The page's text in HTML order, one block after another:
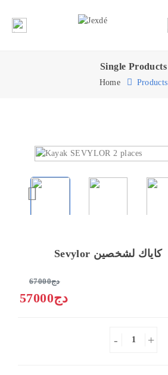
Single Products
Home Products
Sevylor كاياك لشخصين
67000دج
57000دج
- +